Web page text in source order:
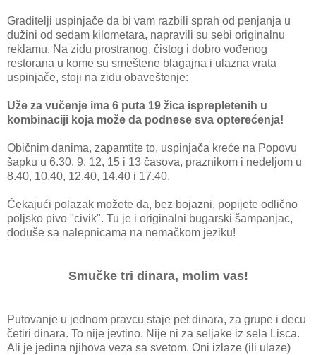
Graditelji uspinjače da bi vam razbili sprah od penjanja u
dužini od sedam kilometara, napravili su sebi originalnu
reklamu. Na zidu prostranog, čistog i dobro vođenog
restorana u kome su smeštene blagajna i ulazna vrata
uspinjače, stoji na zidu obaveštenje:
Uže za vučenje ima 6 puta 19 žica isprepletenih u
kombinaciji koja može da podnese sva opterećenja!
Običnim danima, zapamtite to, uspinjača kreće na Popovu
šapku u 6.30, 9, 12, 15 i 13 časova, praznikom i nedeljom u
8.40, 10.40, 12.40, 14.40 i 17.40.
Čekajući polazak možete da, bez bojazni, popijete odlično
poljsko pivo "civik". Tu je i originalni bugarski šampanjac,
doduše sa nalepnicama na nemačkom jeziku!
Smučke tri dinara, molim vas!
Putovanje u jednom pravcu staje pet dinara, za grupe i decu
četiri dinara. To nije jevtino. Nije ni za seljake iz sela Lisca.
Ali je jedina njihova veza sa svetom. Oni izlaze (ili ulaze)